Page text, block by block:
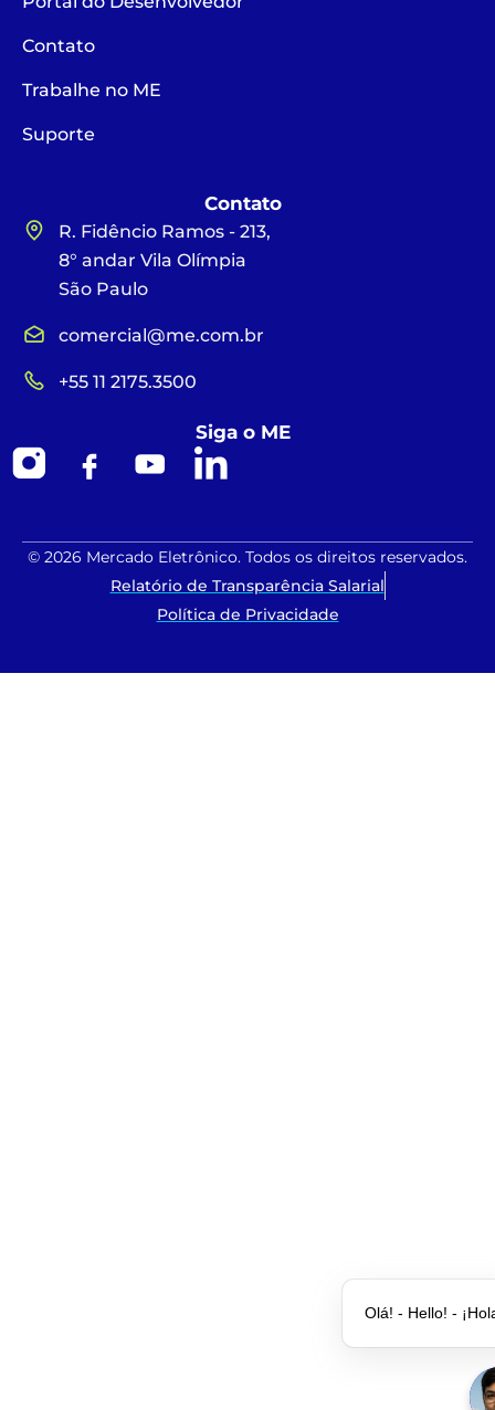
Contato
Trabalhe no ME
Suporte
Contato
R. Fidêncio Ramos - 213,
8° andar Vila Olímpia
São Paulo
comercial@me.com.br
+55 11 2175.3500
Siga o ME
© 2026 Mercado Eletrônico. Todos os direitos reservados.
Relatório de Transparência Salarial
Política de Privacidade
Olá! - Hello! -